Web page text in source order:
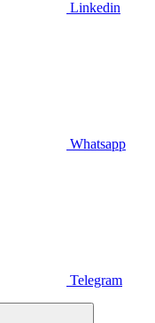
Linkedin
Whatsapp
Telegram